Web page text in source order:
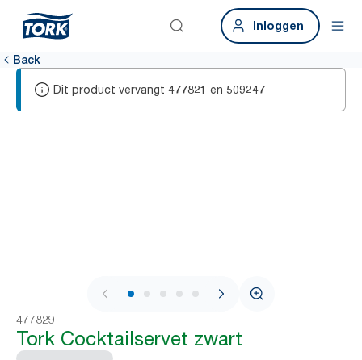
Inloggen
Back
Dit product vervangt 477821 en 509247
1 / 6
477829
Tork Cocktailservet zwart